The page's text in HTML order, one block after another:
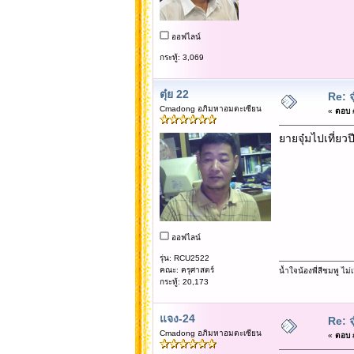
ออฟไลน์
กระทู้: 3,069
ตุ๋ย 22
Cmadong อภิมหาอมตะเซียน
ออฟไลน์
รุ่น: RCU2522
คณะ: ครุศาสตร์
กระทู้: 20,173
Re:
« ตอบ
ยายจุ๋มไปเที่ย
น้ำใจน้องพี่สีชมพู ไม่
แจง-24
Cmadong อภิมหาอมตะเซียน
Re:
« ตอบ